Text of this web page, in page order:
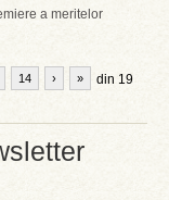
a meritelor
14 din 19
› »